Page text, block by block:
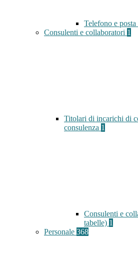
Telefono e posta
Consulenti e collaboratori 1
Titolari di incarichi di
consulenza 1
Consulenti e
tabelle) 1
Personale 368